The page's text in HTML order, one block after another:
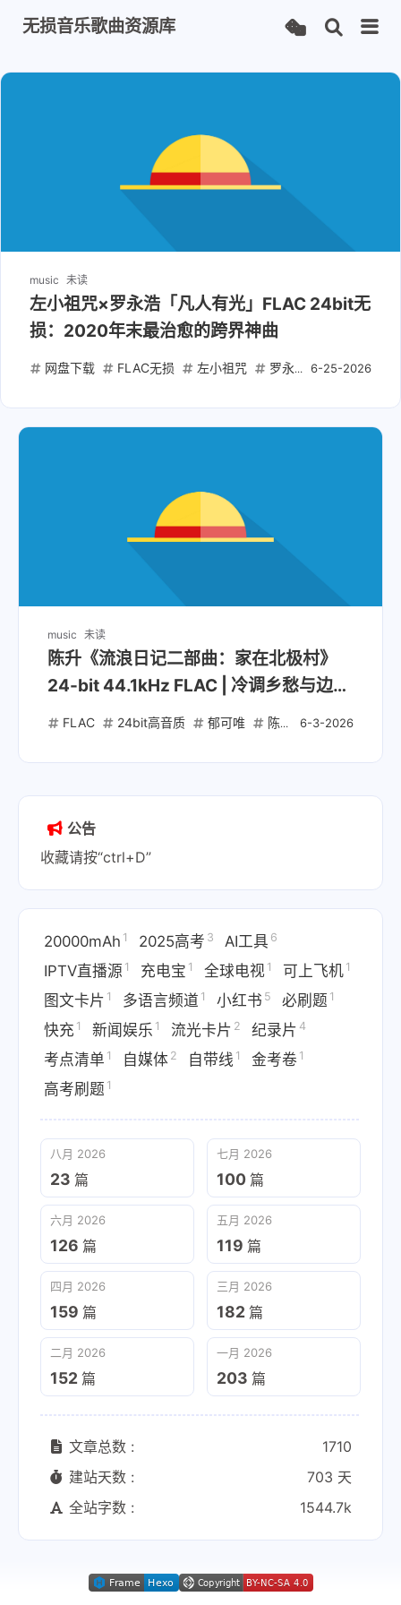
无损音乐歌曲资源库
music 未读
左小祖咒×罗永浩「凡人有光」FLAC 24bit无
损：2020年末最治愈的跨界神曲
6-25-2026
网盘下载 FLAC无损 左小祖咒 罗永浩 24bit高清
music 未读
陈升《流浪日记二部曲：家在北极村》
24-bit 44.1kHz FLAC | 冷调乡愁与边境
叙事的东北意象
6-3-2026
FLAC 24bit高音质 郁可唯 陈升 左小祖咒
公告
收藏请按“ctrl+D”
20000mAh 1 2025高考 3 AI工具 6
IPTV直播源 1 充电宝 1 全球电视 1 可上飞机 1
图文卡片 1 多语言频道 1 小红书 5 必刷题 1
快充 1 新闻娱乐 1 流光卡片 2 纪录片 4
考点清单 1 自媒体 2 自带线 1 金考卷 1
高考刷题 1
八月 2026
23 篇
七月 2026
100 篇
六月 2026
126 篇
五月 2026
119 篇
四月 2026
159 篇
三月 2026
182 篇
二月 2026
152 篇
一月 2026
203 篇
文章总数 :
1710
建站天数 :
703 天
全站字数 :
1544.7k